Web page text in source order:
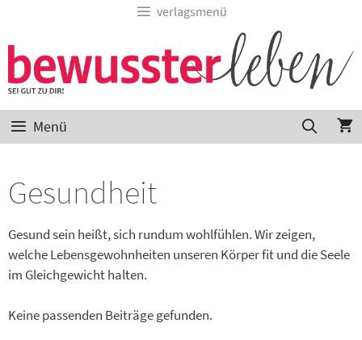
verlagsmenü
Menü
Gesundheit
Gesund sein heißt, sich rundum wohlfühlen. Wir zeigen,
welche Lebensgewohnheiten unseren Körper fit und die Seele
im Gleichgewicht halten.
Keine passenden Beiträge gefunden.